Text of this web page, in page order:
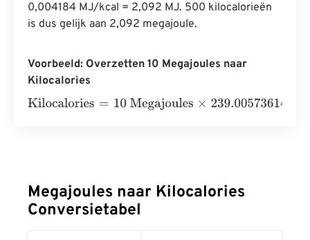
0,004184 MJ/kcal = 2,092 MJ. 500 kilocalorieën
is dus gelijk aan 2,092 megajoule.
Voorbeeld: Overzetten 10 Megajoules naar
Kilocalories
Kilocalories=10 Megajoules×239.00573614=
Megajoules naar Kilocalories
Conversietabel